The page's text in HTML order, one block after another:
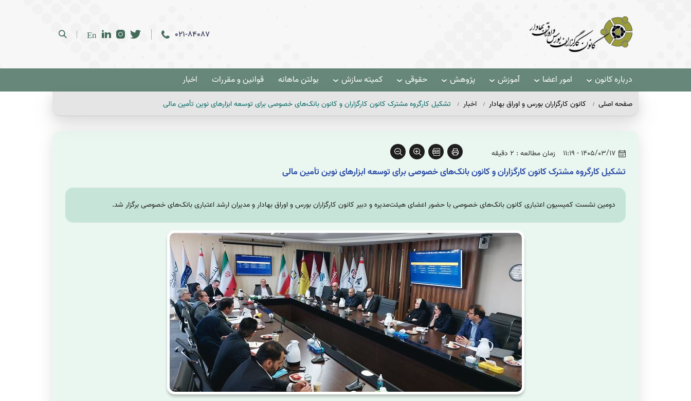
021-84087
En
درباره کانون امور اعضا آموزش پژوهش حقوقی کمیته سازش بولتن ماهانه قوانین و مقررات اخبار
صفحه اصلی کانون کارگزاران بورس و اوراق بهادار اخبار تشکیل کارگروه مشترک کانون کارگزاران و کانون بانک‌های خصوصی برای توسعه ابزارهای نوین تأمین مالی
1405/03/17 - 11:19 زمان مطالعه : 2 دقیقه
تشکیل کارگروه مشترک کانون کارگزاران و کانون بانک‌های خصوصی برای توسعه ابزارهای نوین تأمین مالی
دومین نشست کمیسیون اعتباری کانون بانک‌های خصوصی با حضور اعضای هیئت‌مدیره و دبیر کانون کارگزاران بورس و اوراق بهادار و مدیران ارشد اعتباری بانک‌های خصوصی برگزار شد.